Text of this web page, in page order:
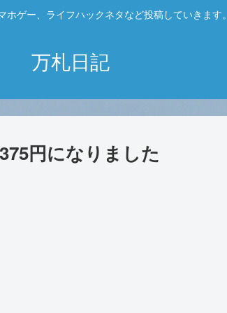
ゲー、ライフハックネタなど投稿していきます
万札日記
円になりました